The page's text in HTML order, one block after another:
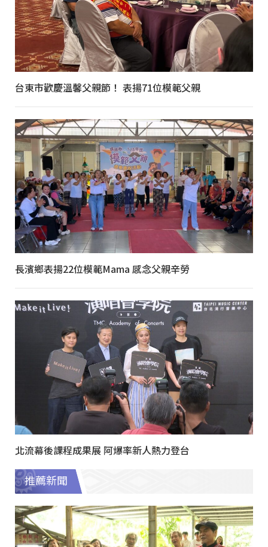
台東市歡慶溫馨父親節！ 表揚71位模範父親
長濱鄉表揚22位模範Mama 感念父親辛勞
北流幕後課程成果展 阿爆率新人熱力登台
推薦新聞